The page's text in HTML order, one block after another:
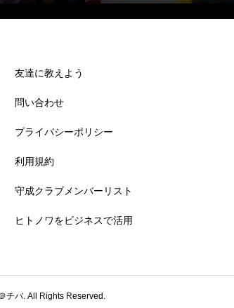
友達に教えよう
問い合わせ
プライバシーポリシー
利用規約
守成クラブメンバーリスト
ヒトノワをビジネスで活用
チバ. All Rights Reserved.